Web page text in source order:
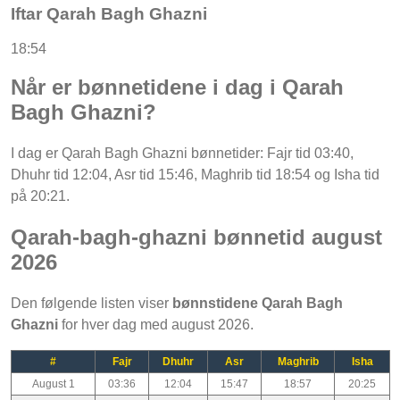
Iftar Qarah Bagh Ghazni
18:54
Når er bønnetidene i dag i Qarah
Bagh Ghazni?
I dag er Qarah Bagh Ghazni bønnetider: Fajr tid 03:40,
Dhuhr tid 12:04, Asr tid 15:46, Maghrib tid 18:54 og Isha tid
på 20:21.
Qarah-bagh-ghazni bønnetid august
2026
Den følgende listen viser bønnstidene Qarah Bagh
Ghazni for hver dag med august 2026.
# Fajr Dhuhr Asr Maghrib
Isha
August 1
03:36 12:04 15:47 18:57
20:25